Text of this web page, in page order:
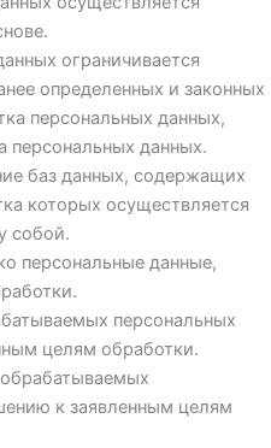
ограничивается
определенных и законных
персональных данных,
персональных данных.
баз данных, содержащих
которых осуществляется
собой.
персональные данные,
персональных
целям обработки.
к заявленным целям